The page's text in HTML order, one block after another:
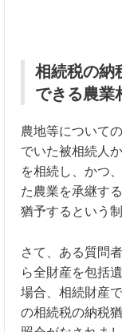
相続税の納
できる農業
農地等について
でいた被相続人
を相続し、かつ
た農業を承継す
猶予するという制
さて、ある質問
ら全財産を包括
場合、相続財産
の相続税の納税